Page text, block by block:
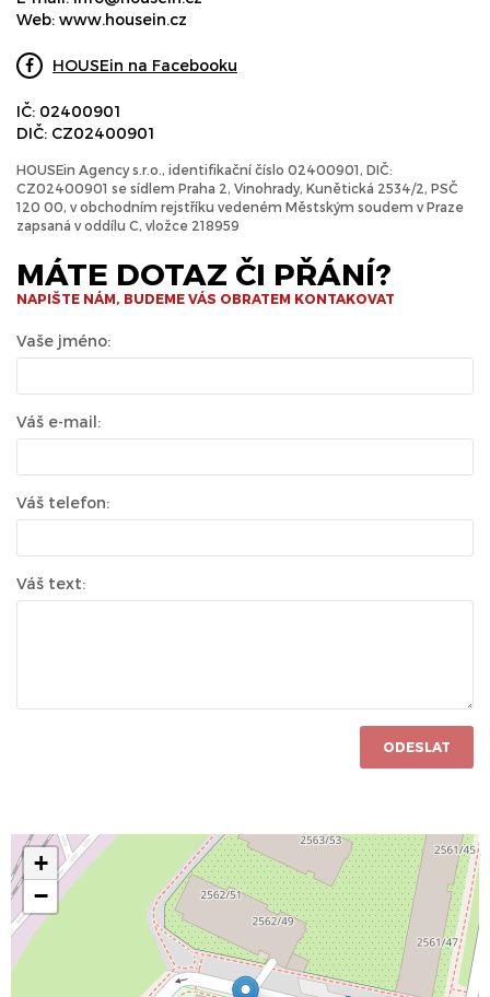
Web: www.housein.cz
HOUSEin na Facebooku
IČ: 02400901
DIČ: CZ02400901
HOUSEin Agency s.r.o., identifikační číslo 02400901, DIČ:
CZ02400901 se sídlem Praha 2, Vinohrady, Kunětická 2534/2, PSČ
120 00, v obchodním rejstříku vedeném Městským soudem v Praze
zapsaná v oddílu C, vložce 218959
MÁTE DOTAZ ČI PŘÁNÍ?
NAPIŠTE NÁM, BUDEME VÁS OBRATEM KONTAKOVAT
Vaše jméno:
Váš e-mail:
Váš telefon:
Váš text:
ODESLAT
+
−